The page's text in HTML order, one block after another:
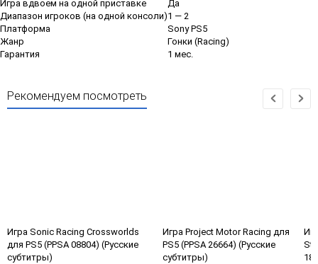
Игра вдвоем на одной приставке
Да
Диапазон игроков (на одной консоли)1 — 2
Платформа
Sony PS5
Жанр
Гонки (Racing)
Гарантия
1 мес.
Рекомендуем посмотреть
Игра Sonic Racing Crossworlds
для PS5 (PPSA 08804) (Русские
субтитры)
Игра Project Motor Racing для
PS5 (PPSA 26664) (Русские
субтитры)